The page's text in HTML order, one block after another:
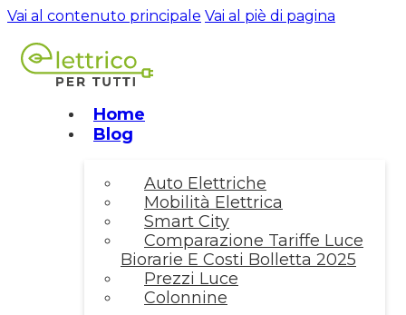
Vai al contenuto principale Vai al piè di pagina
Home
Blog
Auto Elettriche
Mobilità Elettrica
Smart City
Comparazione Tariffe Luce
Biorarie E Costi Bolletta 2025
Prezzi Luce
Colonnine